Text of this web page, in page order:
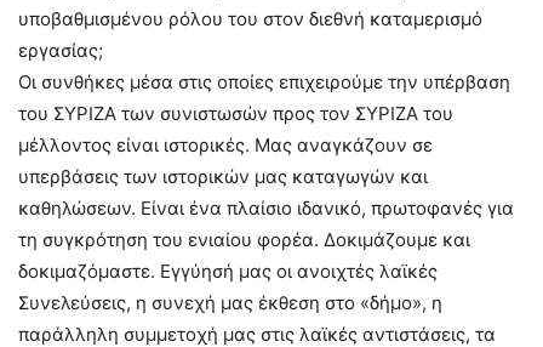
υποβαθμισμένου ρόλου του στον διεθνή καταμερισμό
εργασίας;
Οι συνθήκες μέσα στις οποίες επιχειρούμε την υπέρβαση
του ΣΥΡΙΖΑ των συνιστωσών προς τον ΣΥΡΙΖΑ του
μέλλοντος είναι ιστορικές. Μας αναγκάζουν σε
υπερβάσεις των ιστορικών μας καταγωγών και
καθηλώσεων. Είναι ένα πλαίσιο ιδανικό, πρωτοφανές για
τη συγκρότηση του ενιαίου φορέα. Δοκιμάζουμε και
δοκιμαζόμαστε. Εγγύησή μας οι ανοιχτές λαϊκές
Συνελεύσεις, η συνεχή μας έκθεση στο «δήμο», η
παράλληλη συμμετοχή μας στις λαϊκές αντιστάσεις, τα